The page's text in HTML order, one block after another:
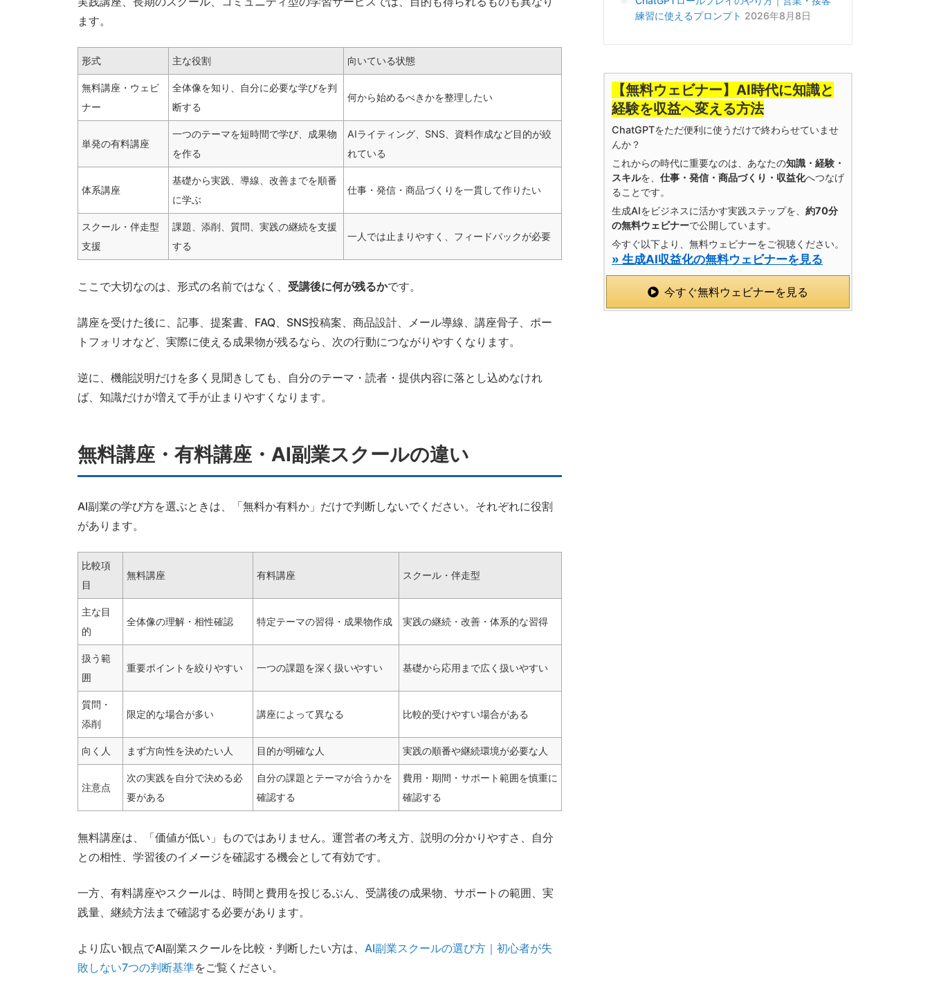
ます。
形式 主な役割 向いている状態
無料講座・ウェビ
ナー
全体像を知り、自分に必要な学びを判
断する
何から始めるべきかを整理したい
単発の有料講座
一つのテーマを短時間で学び、成果物
を作る
AIライティング、SNS、資料作成など目的が絞
れている
体系講座
基礎から実践、導線、改善までを順番
に学ぶ
仕事・発信・商品づくりを一貫して作りたい
スクール・伴走型
支援
課題、添削、質問、実践の継続を支援
する
一人では止まりやすく、フィードバックが必要
ここで大切なのは、形式の名前ではなく、 受講後に何が残るかです。
講座を受けた後に、記事、提案書、FAQ、SNS投稿案、商品設計、メール導線、講座骨子、ポー
トフォリオなど、実際に使える成果物が残るなら、次の行動につながりやすくなります。
逆に、機能説明だけを多く見聞きしても、自分のテーマ・読者・提供内容に落とし込めなけれ
ば、知識だけが増えて手が止まりやすくなります。
無料講座・有料講座・AI副業スクールの違い
AI副業の学び方を選ぶときは、「無料か有料か」だけで判断しないでください。それぞれに役割
があります。
比較項
目
無料講座 有料講座 スクール・伴走型
主な目
的
全体像の理解・相性確認 特定テーマの習得・成果物作成 実践の継続・改善・体系的な習得
扱う範
囲
重要ポイントを絞りやすい 一つの課題を深く扱いやすい 基礎から応用まで広く扱いやすい
質問・
添削
限定的な場合が多い 講座によって異なる 比較的受けやすい場合がある
向く人 まず方向性を決めたい人 目的が明確な人 実践の順番や継続環境が必要な人
注意点
次の実践を自分で決める必
要がある
自分の課題とテーマが合うかを
確認する
費用・期間・サポート範囲を慎重に
確認する
無料講座は、「価値が低い」ものではありません。運営者の考え方、説明の分かりやすさ、自分
との相性、学習後のイメージを確認する機会として有効です。
一方、有料講座やスクールは、時間と費用を投じるぶん、受講後の成果物、サポートの範囲、実
践量、継続方法まで確認する必要があります。
より広い観点でAI副業スクールを比較・判断したい方は、 AI副業スクールの選び方｜初心者が失
敗しない7つの判断基準をご覧ください。
練習に使えるプロンプト 2026年8月8日
【無料ウェビナー】AI時代に知識と
経験を収益へ変える方法
ChatGPTをただ便利に使うだけで終わらせていませ
んか？
これからの時代に重要なのは、あなたの知識・経験・
スキルを、 仕事・発信・商品づくり・収益化へつなげ
ることです。
生成AIをビジネスに活かす実践ステップを、 約70分
の無料ウェビナーで公開しています。
今すぐ以下より、無料ウェビナーをご視聴ください。
» 生成AI収益化の無料ウェビナーを見る
今すぐ無料ウェビナーを見る